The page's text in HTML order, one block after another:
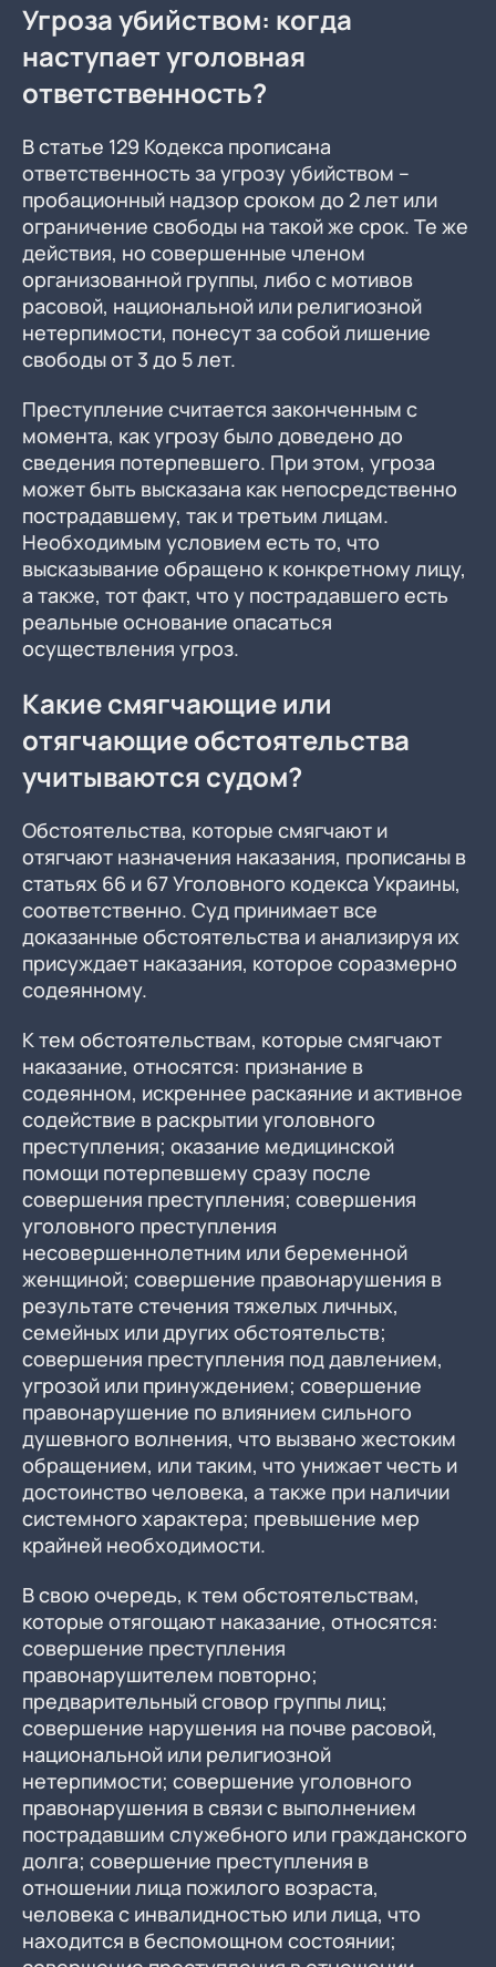
Угроза убийством: когда
наступает уголовная
ответственность?
В статье 129 Кодекса прописана
ответственность за угрозу убийством –
пробационный надзор сроком до 2 лет или
ограничение свободы на такой же срок. Те же
действия, но совершенные членом
организованной группы, либо с мотивов
расовой, национальной или религиозной
нетерпимости, понесут за собой лишение
свободы от 3 до 5 лет.
Преступление считается законченным с
момента, как угрозу было доведено до
сведения потерпевшего. При этом, угроза
может быть высказана как непосредственно
пострадавшему, так и третьим лицам.
Необходимым условием есть то, что
высказывание обращено к конкретному лицу,
а также, тот факт, что у пострадавшего есть
реальные основание опасаться
осуществления угроз.
Какие смягчающие или
отягчающие обстоятельства
учитываются судом?
Обстоятельства, которые смягчают и
отягчают назначения наказания, прописаны в
статьях 66 и 67 Уголовного кодекса Украины,
соответственно. Суд принимает все
доказанные обстоятельства и анализируя их
присуждает наказания, которое соразмерно
содеянному.
К тем обстоятельствам, которые смягчают
наказание, относятся: признание в
содеянном, искреннее раскаяние и активное
содействие в раскрытии уголовного
преступления; оказание медицинской
помощи потерпевшему сразу после
совершения преступления; совершения
уголовного преступления
несовершеннолетним или беременной
женщиной; совершение правонарушения в
результате стечения тяжелых личных,
семейных или других обстоятельств;
совершения преступления под давлением,
угрозой или принуждением; совершение
правонарушение по влиянием сильного
душевного волнения, что вызвано жестоким
обращением, или таким, что унижает честь и
достоинство человека, а также при наличии
системного характера; превышение мер
крайней необходимости.
В свою очередь, к тем обстоятельствам,
которые отягощают наказание, относятся:
совершение преступления
правонарушителем повторно;
предварительный сговор группы лиц;
совершение нарушения на почве расовой,
национальной или религиозной
нетерпимости; совершение уголовного
правонарушения в связи с выполнением
пострадавшим служебного или гражданского
долга; совершение преступления в
отношении лица пожилого возраста,
человека с инвалидностью или лица, что
находится в беспомощном состоянии;